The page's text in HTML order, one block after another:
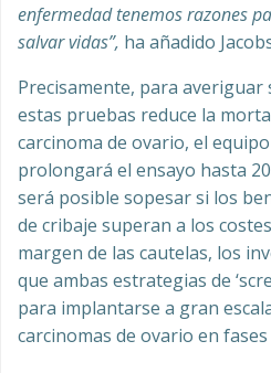
enfermedad tenemos razones
salvar vidas”, ha añadido
Precisamente, para averiguar
estas pruebas reduce la
carcinoma de ovario, el
prolongará el ensayo hasta
será posible sopesar si los
de cribaje superan a los
margen de las cautelas, los
que ambas estrategias de
para implantarse a gran
carcinomas de ovario en